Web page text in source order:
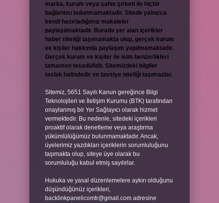
marka, kurum veya şahıs şirketi ile hiçbir
bağlantısı bulunmamaktadır. Sitede yalnızca
kendi hazırladığımız makaleler
paylaşılmaktadır. Burada yer alan içerikler
haber niteliği taşımamakta olup, gerçek kurum
ve kişiler hakkında paylaşım yapılmamaktadır.
Gerçek kurum ve kişiler ile isim benzerlikleri
tamamen tesadüfidir. Sitemizdeki bilgiler
taslak halindedir ve tavsiye niteliği taşımazlar.
Sitemiz, 5651 Sayılı Kanun gereğince Bilgi
Teknolojileri ve İletişim Kurumu (BTK) tarafından
onaylanmış bir Yer Sağlayıcı olarak hizmet
vermektedir. Bu nedenle, sitedeki içerikleri
proaktif olarak denetleme veya araştırma
yükümlülüğümüz bulunmamaktadır. Ancak,
üyelerimiz yazdıkları içeriklerin sorumluluğunu
taşımakta olup, siteye üye olarak bu
sorumluluğu kabul etmiş sayılırlar.
Hukuka ve yasal düzenlemelere aykırı olduğunu
düşündüğünüz içerikleri,
backlinkpanelicomtr@gmail.com adresine